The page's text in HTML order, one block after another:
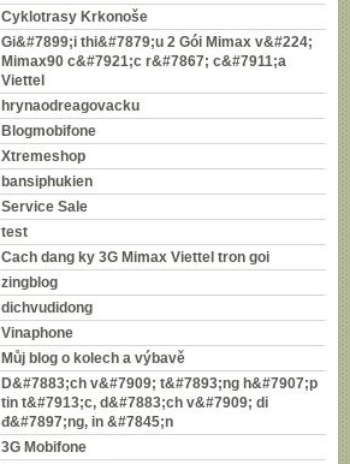
Cyklotrasy Krkonoše
Gi&#7899;i thi&#7879;u 2 Gói Mimax v&#224;
Mimax90 c&#7921;c r&#7867; c&#7911;a
Viettel
hrynaodreagovacku
Blogmobifone
Xtremeshop
bansiphukien
Service Sale
test
Cach dang ky 3G Mimax Viettel tron goi
zingblog
dichvudidong
Vinaphone
Můj blog o kolech a výbavě
D&#7883;ch v&#7909; t&#7893;ng h&#7907;p
tin t&#7913;c, d&#7883;ch v&#7909; di
đ&#7897;ng, in &#7845;n
3G Mobifone